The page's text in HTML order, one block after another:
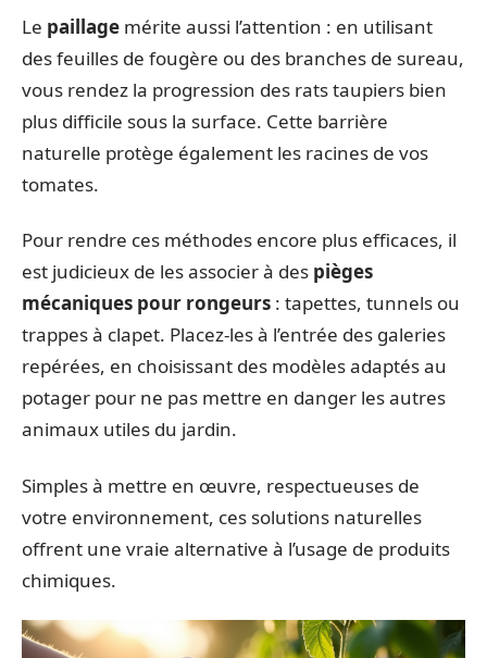
Le paillage mérite aussi l’attention : en utilisant
des feuilles de fougère ou des branches de sureau,
vous rendez la progression des rats taupiers bien
plus difficile sous la surface. Cette barrière
naturelle protège également les racines de vos
tomates.
Pour rendre ces méthodes encore plus efficaces, il
est judicieux de les associer à des pièges
mécaniques pour rongeurs : tapettes, tunnels ou
trappes à clapet. Placez-les à l’entrée des galeries
repérées, en choisissant des modèles adaptés au
potager pour ne pas mettre en danger les autres
animaux utiles du jardin.
Simples à mettre en œuvre, respectueuses de
votre environnement, ces solutions naturelles
offrent une vraie alternative à l’usage de produits
chimiques.